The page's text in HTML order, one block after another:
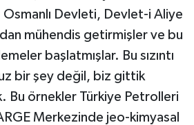
Osmanlı Devleti, Devlet-i Aliye
mühendis getirmişler ve bu
başlatmışlar. Bu sızıntı
bir şey değil, biz gittik
Bu örnekler Türkiye Petrolleri
Merkezinde jeo-kimyasal